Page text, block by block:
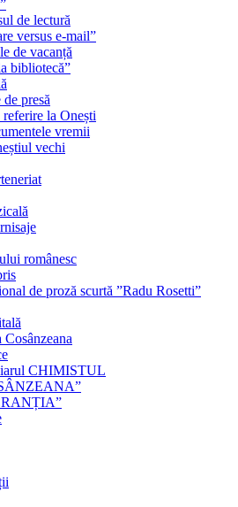
de lectură
versus e-mail”
de vacanță
bibliotecă”
presă
la Onești
vremii
vechi
românesc
de proză scurtă ”Radu Rosetti”
CHIMISTUL